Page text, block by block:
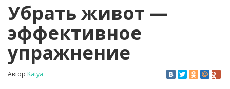
Убрать живот —
эффективное
упражнение
Автор Katya